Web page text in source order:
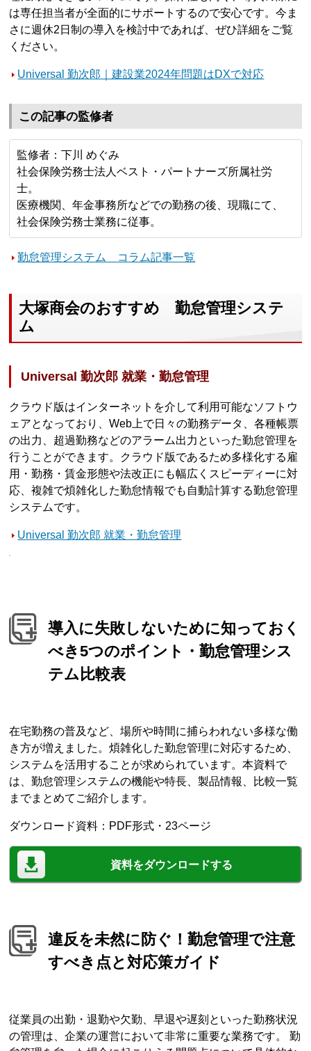
は専任担当者が全面的にサポートするので安心です。今ま
さに週休2日制の導入を検討中であれば、ぜひ詳細をご覧
ください。
Universal 勤次郎｜建設業2024年問題はDXで対応
この記事の監修者
監修者：下川 めぐみ
社会保険労務士法人ベスト・パートナーズ所属社労
士。
医療機関、年金事務所などでの勤務の後、現職にて、
社会保険労務士業務に従事。
勤怠管理システム コラム記事一覧
大塚商会のおすすめ 勤怠管理システ
ム
Universal 勤次郎 就業・勤怠管理
クラウド版はインターネットを介して利用可能なソフトウ
ェアとなっており、Web上で日々の勤務データ、各種帳票
の出力、超過勤務などのアラーム出力といった勤怠管理を
行うことができます。クラウド版であるため多様化する雇
用・勤務・賃金形態や法改正にも幅広くスピーディーに対
応、複雑で煩雑化した勤怠情報でも自動計算する勤怠管理
システムです。
Universal 勤次郎 就業・勤怠管理
導入に失敗しないために知っておく
べき5つのポイント・勤怠管理シス
テム比較表
在宅勤務の普及など、場所や時間に捕らわれない多様な働
き方が増えました。煩雑化した勤怠管理に対応するため、
システムを活用することが求められています。本資料で
は、勤怠管理システムの機能や特長、製品情報、比較一覧
までまとめてご紹介します。
ダウンロード資料：PDF形式・23ページ
資料をダウンロードする
違反を未然に防ぐ！勤怠管理で注意
すべき点と対応策ガイド
従業員の出勤・退勤や欠勤、早退や遅刻といった勤務状況
の管理は、企業の運営において非常に重要な業務です。 勤